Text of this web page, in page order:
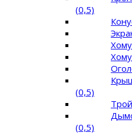
(0,5)
(0,5)
(0,5)